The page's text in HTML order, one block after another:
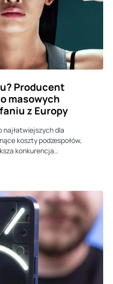
Producent
masowych
z Europy
najłatwiejszych dla
koszty podzespołów,
konkurencja…